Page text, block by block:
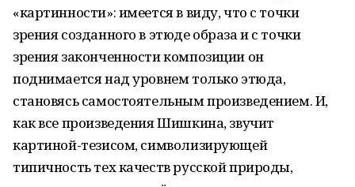
«картинности»: имеется в виду, что с точки
зрения созданного в этюде образа и с точки
зрения законченности композиции он
поднимается над уровнем только этюда,
становясь самостоятельным произведением. И,
как все произведения Шишкина, звучит
картиной-тезисом, символизирующей
типичность тех качеств русской природы,